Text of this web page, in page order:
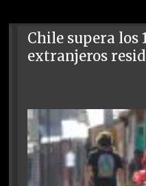
Chile supera los
extranjeros